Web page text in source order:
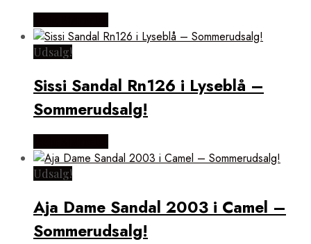
Udsalg!
Sissi Sandal Rn126 i Lyseblå –
Sommerudsalg!
Udsalg!
Aja Dame Sandal 2003 i Camel –
Sommerudsalg!